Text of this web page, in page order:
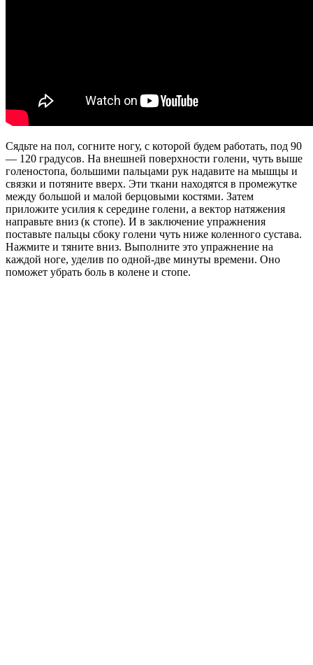
Сядьте на пол, согните ногу, с которой будем работать, под 90
— 120 градусов. На внешней поверхности голени, чуть выше
голеностопа, большими пальцами рук надавите на мышцы и
связки и потяните вверх. Эти ткани находятся в промежутке
между большой и малой берцовыми костями. Затем
приложите усилия к середине голени, а вектор натяжения
направьте вниз (к стопе). И в заключение упражнения
поставьте пальцы сбоку голени чуть ниже коленного сустава.
Нажмите и тяните вниз. Выполните это упражнение на
каждой ноге, уделив по одной-две минуты времени. Оно
поможет убрать боль в колене и стопе.